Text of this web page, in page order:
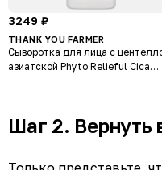
3249 ₽
THANK YOU FARMER
Сыворотка для лица с
азиатской Phyto Relieful Cica
Шаг 2. Вернуть